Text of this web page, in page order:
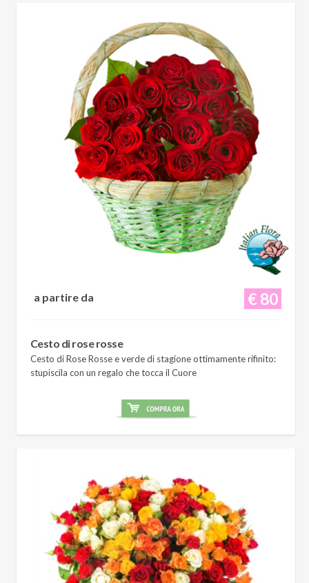
€ 80
a partire da
Cesto di rose rosse
Cesto di Rose Rosse e verde di stagione ottimamente rifinito:
stupiscila con un regalo che tocca il Cuore